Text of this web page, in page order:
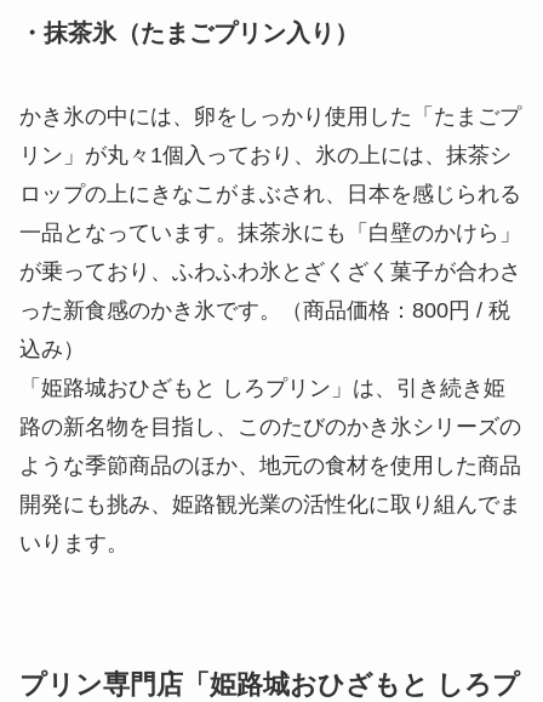
・抹茶氷（たまごプリン入り）
かき氷の中には、卵をしっかり使用した「たまごプ
リン」が丸々1個入っており、氷の上には、抹茶シ
ロップの上にきなこがまぶされ、日本を感じられる
一品となっています。抹茶氷にも「白壁のかけら」
が乗っており、ふわふわ氷とざくざく菓子が合わさ
った新食感のかき氷です。（商品価格：800円 / 税
込み）
「姫路城おひざもと しろプリン」は、引き続き姫
路の新名物を目指し、このたびのかき氷シリーズの
ような季節商品のほか、地元の食材を使用した商品
開発にも挑み、姫路観光業の活性化に取り組んでま
いります。
プリン専門店「姫路城おひざもと しろプ